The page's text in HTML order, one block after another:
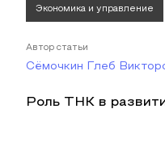
Экономика и управление
Автор статьи
Сёмочкин Глеб
Роль ТНК в